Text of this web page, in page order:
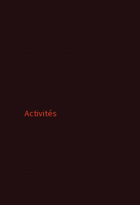
Activités